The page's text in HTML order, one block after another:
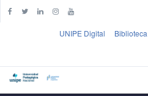
UNIPE Digital Biblioteca